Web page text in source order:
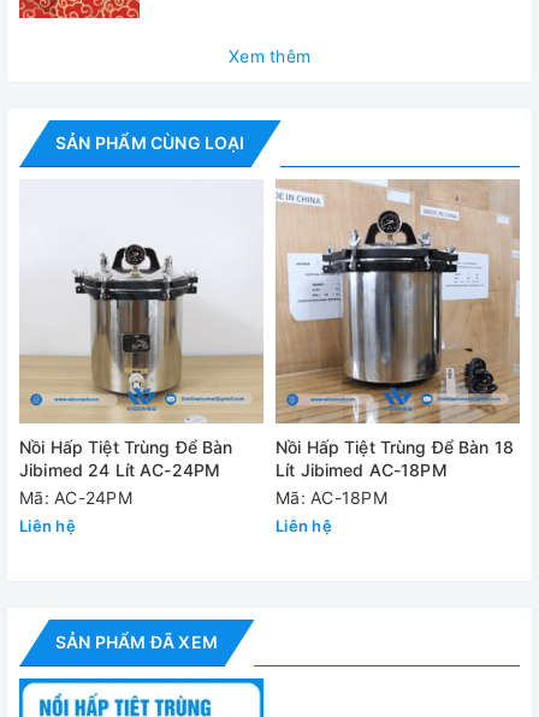
giúp dễ dàng di chuyển trong quá trình sử dụng
Model HVP-50
50 lít
Kích thước buồng hấp φ 300 x
5 Chế độ tiệt trùng
+
trùng đồ
+
Nhiệt độ cài đặt + Nhiệt
Xem thêm
SẢN PHẨM CÙNG LOẠI
Nồi Hấp Tiệt Trùng Để Bàn
Jibimed 24 Lít AC-24PM
Mã: AC-24PM
Liên hệ
Nồi Hấp Tiệt Trùng Để Bàn 18
Lít Jibimed AC-18PM
Mã: AC-18PM
Liên hệ
SẢN PHẨM ĐÃ XEM